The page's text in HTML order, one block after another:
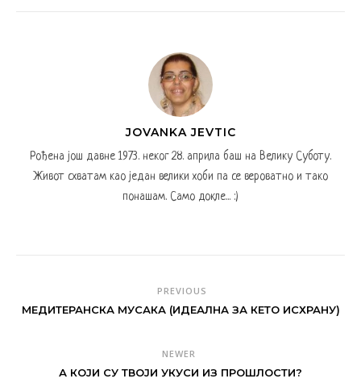
JOVANKA JEVTIC
Рођена још давне 1973. неког 28. априла баш на Велику Суботу.
Живот схватам као један велики хоби па се вероватно и тако
понашам. Само докле... :)
PREVIOUS
МЕДИТЕРАНСКА МУСАКА (ИДЕАЛНА ЗА КЕТО ИСХРАНУ)
NEWER
А КОЈИ СУ ТВОЈИ УКУСИ ИЗ ПРОШЛОСТИ?